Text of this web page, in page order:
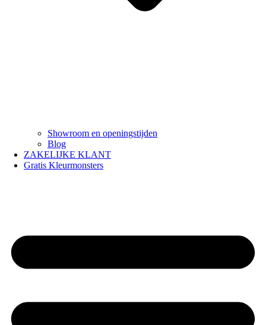
Showroom en openingstijden
Blog
ZAKELIJKE KLANT
Gratis Kleurmonsters